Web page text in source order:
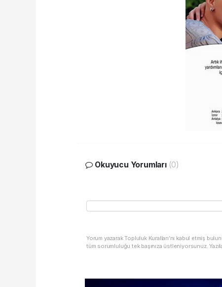
Okuyucu Yorumları (0)
Yorum yazarak Topluluk Kuralları’nı kabul etmiş
tüm sorumluluğu tek başınıza üstleniyorsunuz.